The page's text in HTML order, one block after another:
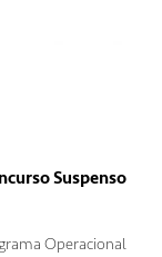
Suspenso
Operacional